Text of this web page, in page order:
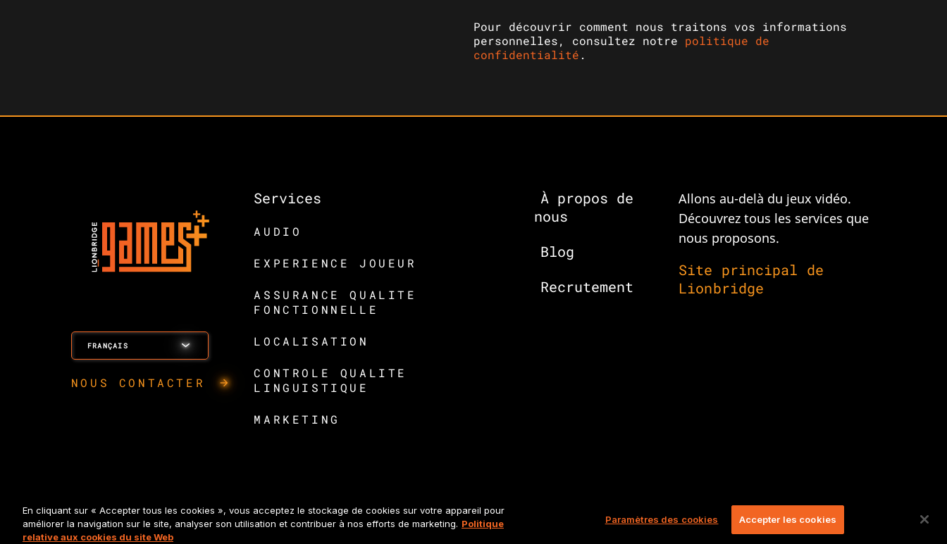
Pour découvrir comment nous traitons vos informations
personnelles, consultez notre politique de
confidentialité .
FRANÇAIS
NOUS CONTACTER
Services
AUDIO
EXPERIENCE JOUEUR
ASSURANCE QUALITE
FONCTIONNELLE
LOCALISATION
CONTROLE QUALITE
LINGUISTIQUE
MARKETING
À propos de
nous
Blog
Recrutement
Allons au-delà du jeux vidéo.
Découvrez tous les services que
nous proposons.
Site principal de
Lionbridge
Politiques et mentions légales
En cliquant sur « Accepter tous les cookies », vous acceptez le stockage de cookies sur votre appareil pour
améliorer la navigation sur le site, analyser son utilisation et contribuer à nos efforts de marketing. Politique
relative aux cookies du site Web
Paramètres des cookies Accepter les cookies